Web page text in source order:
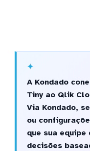
A Kondado
Tiny ao Qlik
Via Kondado,
ou
que sua
decisões